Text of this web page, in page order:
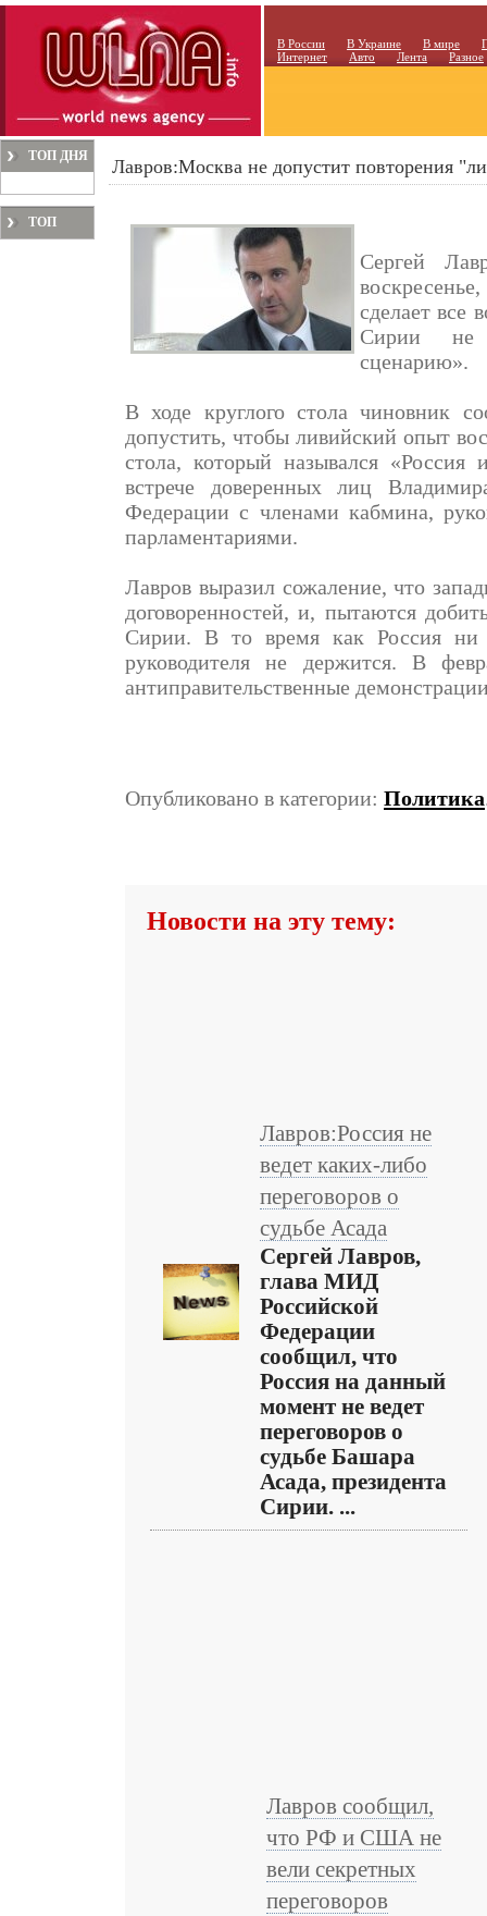
В России В Украине В мире
Интернет
Авто Лента Разное
ТОП ДНЯ
ТОП
Лавров:Москва не допустит повторения
Сергей
сделает все
Сирии не
сценарию».
В ходе круглого стола чиновник
допустить, чтобы ливийский опыт
стола, который назывался
встрече доверенных лиц
Федерации с членами кабмина,
парламентариями.
Лавров выразил сожаление, что
договоренностей, и, пытаются
Сирии. В то время как Россия ни
руководителя не держится. В
антиправительственные
Опубликовано в категории: Политика
Новости на эту тему:
Лавров:Россия не
ведет каких-либо
переговоров о
судьбе Асада
Сергей Лавров,
глава МИД
Российской
Федерации
сообщил, что
Россия на данный
момент не ведет
переговоров о
судьбе Башара
Асада, президента
Сирии. ...
Лавров сообщил,
что РФ и США не
вели секретных
переговоров